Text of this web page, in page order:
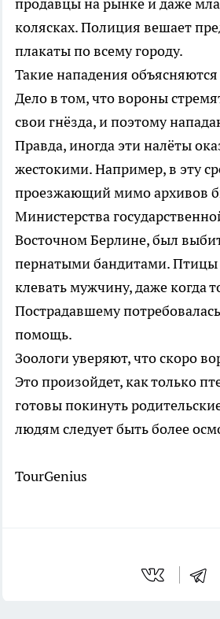
колясках. Полиция вешает
плакаты по всему городу.
Такие нападения
Дело в том, что вороны
свои гнёзда, и поэтому
Правда, иногда эти налёты
жестокими. Например, в эту
проезжающий мимо архивов
Министерства
Восточном Берлине, был
пернатыми бандитами.
клевать мужчину, даже когда
Пострадавшему
помощь.
Зоологи уверяют, что скоро
Это произойдет, как только
готовы покинуть
людям следует быть более
TourGenius